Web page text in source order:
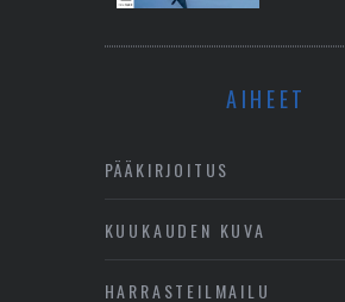
AIHEET
PÄÄKIRJOITUS
KUUKAUDEN KUVA
HARRASTEILMAILU